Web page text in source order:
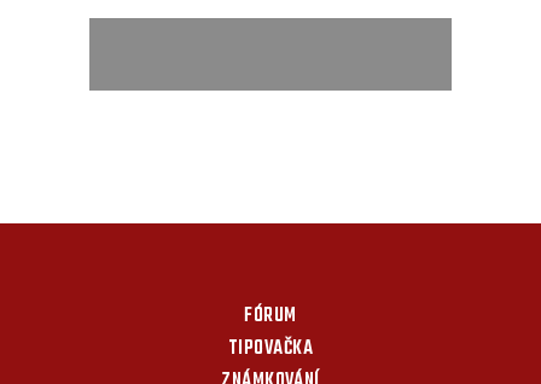
FÓRUM
TIPOVAČKA